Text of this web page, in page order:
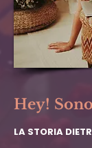
Hey!
LA STORIA